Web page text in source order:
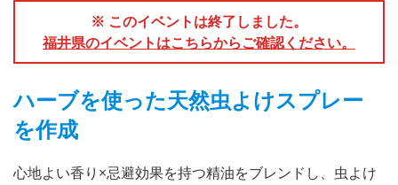
※ このイベントは終了しました。
福井県のイベントはこちらからご確認ください。
ハーブを使った天然虫よけスプレー
を作成
心地よい香り×忌避効果を持つ精油をブレンドし、虫よけ